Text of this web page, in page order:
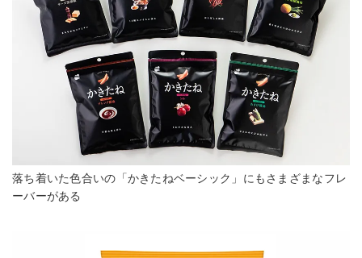
落ち着いた色合いの「かきたねベーシック」にもさまざまなフレ
ーバーがある